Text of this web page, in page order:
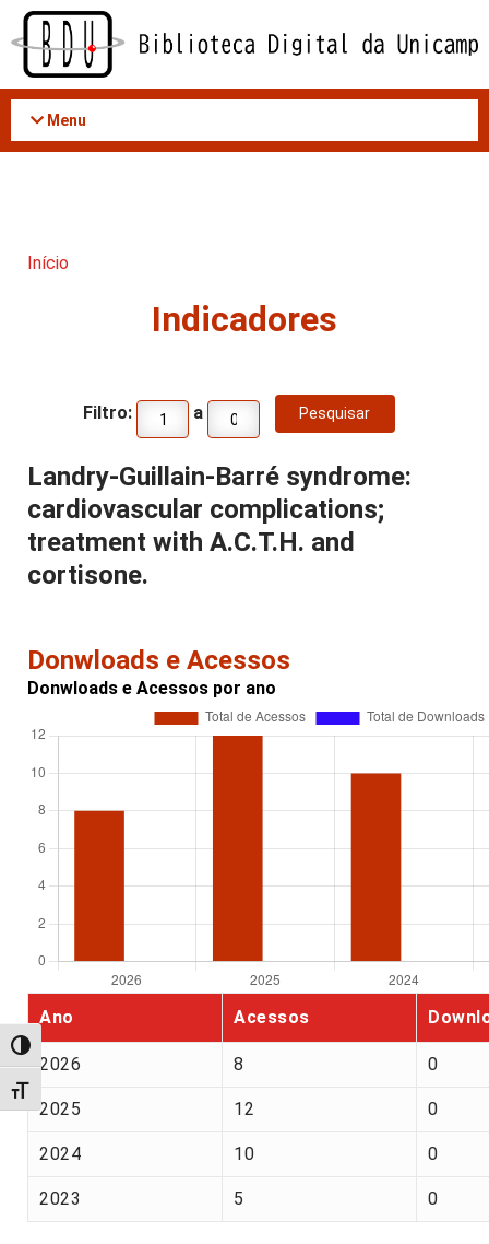
Acessar
conteúdo
Alternar alto contraste
Alternar tamanho da fonte
Menu
Início
Indicadores
Filtro: a
Landry-Guillain-Barré syndrome:
cardiovascular complications;
treatment with A.C.T.H. and
cortisone.
Donwloads e Acessos
Donwloads e Acessos por ano
Ano Acessos
2026 8 0
2025 12 0
2024 10 0
2023 5 0